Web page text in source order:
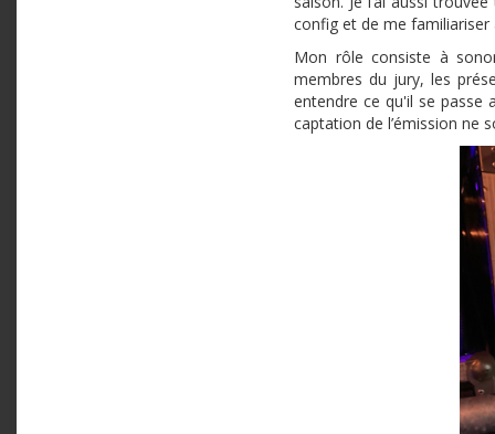
config et de me familiariser
Mon rôle consiste à
membres du jury, les
entendre ce qu'il se passe
captation de l’émission ne